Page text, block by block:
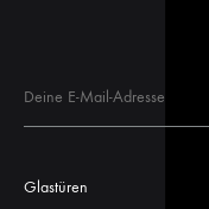
Glastüren